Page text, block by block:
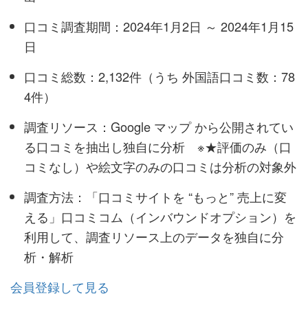
口コミ調査期間：2024年1月2日 ～ 2024年1月15
日
口コミ総数：2,132件（うち 外国語口コミ数：78
4件）
調査リソース：Google マップ から公開されてい
る口コミを抽出し独自に分析 ※★評価のみ（口
コミなし）や絵文字のみの口コミは分析の対象外
調査方法：「口コミサイトを “もっと” 売上に変
える」口コミコム（インバウンドオプション）を
利用して、調査リソース上のデータを独自に分
析・解析
会員登録して見る